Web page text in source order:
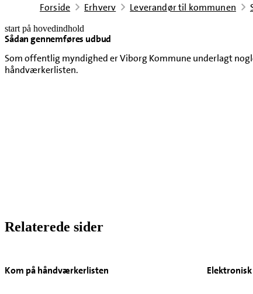
Forside Erhverv Leverandør til kommunen
start på hovedindhold
Sådan gennemføres udbud
Som offentlig myndighed er Viborg Kommune underlagt
håndværkerlisten.
senest opdateret 4. august 2026
Relaterede sider
Kom på håndværkerlisten